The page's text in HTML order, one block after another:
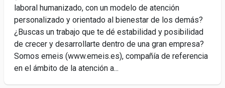
laboral humanizado, con un modelo de atención
personalizado y orientado al bienestar de los demás?
¿Buscas un trabajo que te dé estabilidad y posibilidad
de crecer y desarrollarte dentro de una gran empresa?
Somos emeis (www.emeis.es), compañía de referencia
en el ámbito de la atención a...